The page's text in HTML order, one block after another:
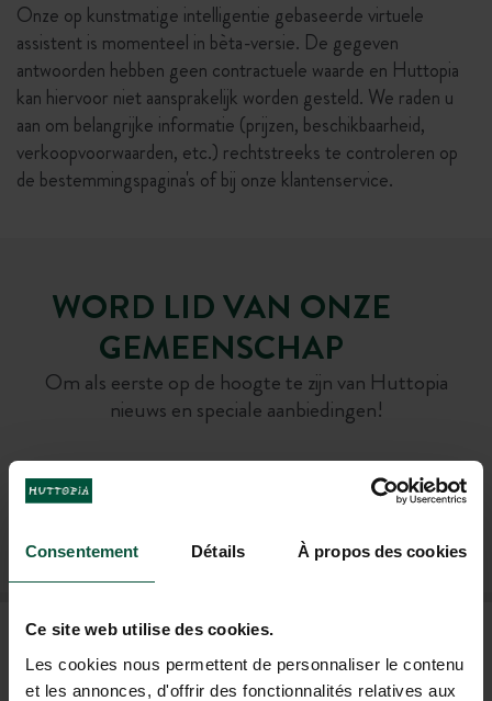
Consentement Détails À propos des cookies
Ce site web utilise des cookies.
Les cookies nous permettent de personnaliser le contenu
et les annonces, d'offrir des fonctionnalités relatives aux
Onze op kunstmatige intelligentie gebaseerde virtuele
assistent is momenteel in bèta-versie. De gegeven
antwoorden hebben geen contractuele waarde en Huttopia
kan hiervoor niet aansprakelijk worden gesteld. We raden u
aan om belangrijke informatie (prijzen, beschikbaarheid,
verkoopvoorwaarden, etc.) rechtstreeks te controleren op
de bestemmingspagina's of bij onze klantenservice.
WORD LID VAN ONZE
GEMEENSCHAP
Om als eerste op de hoogte te zijn van Huttopia
nieuws en speciale aanbiedingen!
ABONNEER U OP ONZE NIEUWSBRIEF
VEELGESTELDE VRAGEN